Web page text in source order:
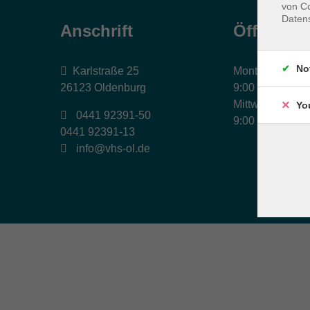
Anschrift
Karlstraße 25
26123 Oldenburg
0441 92391-50
0441 92391-13
info@vhs-ol.de
Montag,
9:00 bis 17:00
Mittwoch und
9:00 bis 12:30
von